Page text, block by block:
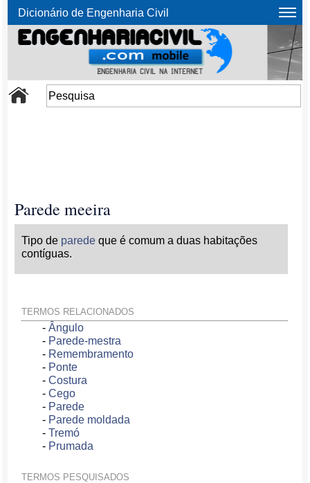
Dicionário de Engenharia Civil
Parede meeira
Tipo de parede que é comum a duas habitações
contíguas.
TERMOS RELACIONADOS
-Ângulo
- Parede-mestra
- Remembramento
- Ponte
-Costura
-Cego
- Parede
- Parede moldada
-Tremó
- Prumada
TERMOS PESQUISADOS